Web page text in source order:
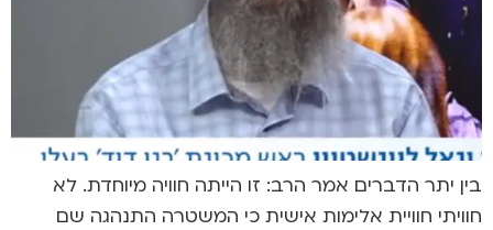
בין יתר הדברים אמר הרב: זו הייתה חוויה מיוחדת. לא
חוויתי חוויית אלימות אישית כי המשטרה התנהגה שם